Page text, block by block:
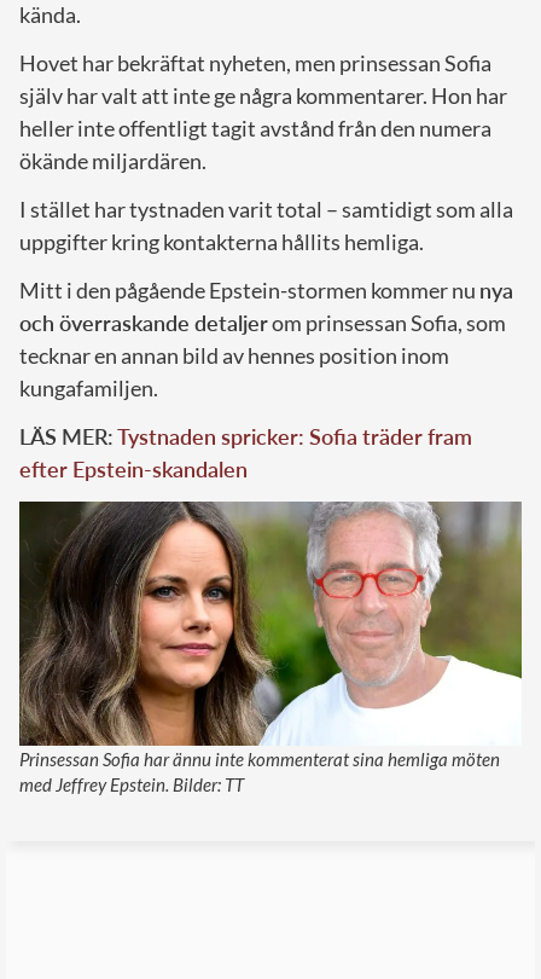
kända.
Hovet har bekräftat nyheten, men prinsessan Sofia
själv har valt att inte ge några kommentarer. Hon har
heller inte offentligt tagit avstånd från den numera
ökände miljardären.
I stället har tystnaden varit total – samtidigt som alla
uppgifter kring kontakterna hållits hemliga.
Mitt i den pågående Epstein-stormen kommer nu nya
och överraskande detaljerom prinsessan Sofia, som
tecknar en annan bild av hennes position inom
kungafamiljen.
LÄS MER:Tystnaden spricker: Sofia träder fram
efter Epstein-skandalen
Prinsessan Sofia har ännu inte kommenterat sina hemliga möten
med Jeffrey Epstein. Bilder: TT